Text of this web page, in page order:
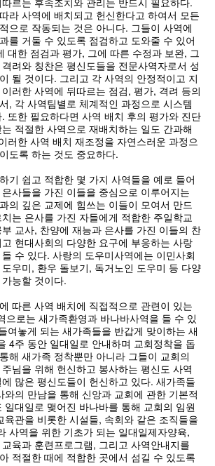
라 사역에 배치되고 헌신한다고 하여서 모든
으로 작동되는 것은 아니다. 그들이 사역에
를 거둘 수 있도록 점검하고 도와줄 수 있어
대한 점검과 평가, 그에 따른 수정과 보완, 그
려와 칭찬은 평신도들을 전문사역자로서 성
될 것이다. 그리고 각 사역의 안정적이고 지
러한 사역에 뒤따르는 점검, 평가, 격려 등의
, 각 사역팀별로 체계적인 과정으로 시스템
또한 필요하다면 사역 배치 후의 평가와 진단
적절한 사역으로 재배치하는 일도 간과해
러한 사역 배치 재조정을 자연스러운 과정으
도록 하는 것도 중요하다.
기 쉽고 적합한 몇 가지 사역들을 예로 들어
사들을 가진 이들을 중심으로 이루어지는
의 깊은 교제에 힘쓰는 이들이 모여서 만드
는 은사를 가진 자들에게 적합한 주일학교
교사, 찬양에 재능과 은사를 가진 이들의 찬
현대사회의 다양한 요구에 부응하는 사랑
수 있다. 사랑의 도우미사역에는 이민사회
우미, 환우 돌보기, 독거노인 도우미 등 다양
가능할 것이다.
따른 사역 배치에 직접적으로 관련이 있는
으로는 새가족환영과 바나바사역을 들 수 있
여놓게 되는 새가족들을 반갑게 맞이하는 새
4주 동안 일대일로 안내하며 교회정착을 돕
해 새가족 정착뿐만 아니라 그들이 교회의
님을 위해 헌신하고 봉사하는 평신도 사역
많은 평신도들이 헌신하고 있다. 새가족들
와의 만남을 통해 신앙과 교회에 관한 기본적
일대일로 맺어진 바나바를 통해 교회의 임원
육관을 비롯한 시설들, 속회와 같은 조직들을
사역을 위한 기초가 되는 일대일제자양육,
육과 훈련프로그램, 그리고 사역안내지를
적절한 때에 적합한 곳에서 섬길 수 있도록